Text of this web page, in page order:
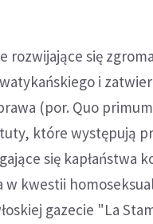
rozwijające się
i
(por. Quo
które występują
się kapłaństwa
kwestii
gazecie "La